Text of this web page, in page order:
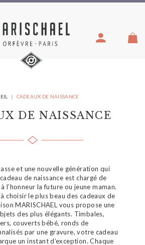
VOUS
ICI :
CADEAUX DE NAISSANCE
DE NAISSANCE
et une nouvelle génération qui
de naissance est chargé de
l’honneur la future ou jeune maman.
choisir le plus beau des cadeaux de
MARISCHAEL vous propose une
des plus élégants. Timbales,
couverts bébé, ronds de
par une gravure, votre cadeau
un instant d’exception. Chaque